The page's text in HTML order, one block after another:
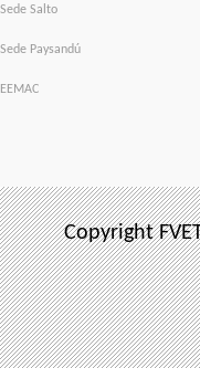
Sede Salto
Sede Paysandú
EEMAC
Copyright